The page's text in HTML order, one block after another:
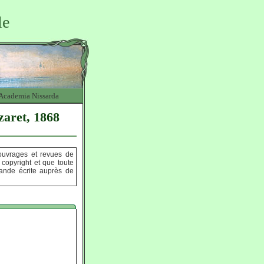
Nissarda
1868
et revues de
et que toute
écrite auprès de